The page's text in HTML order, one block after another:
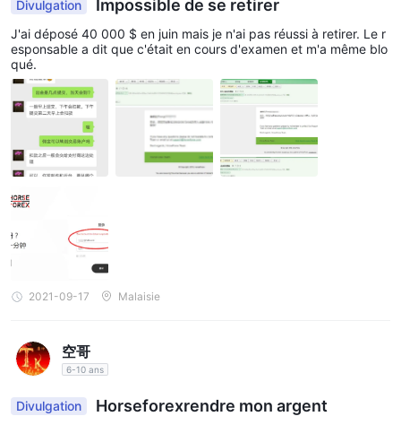
Divulgation Impossible de se retirer
J'ai déposé 40 000 $ en juin mais je n'ai pas réussi à retirer. Le r
esponsable a dit que c'était en cours d'examen et m'a même blo
qué.
2021-09-17 Malaisie
空哥
6-10 ans
Divulgation Horseforexrendre mon argent